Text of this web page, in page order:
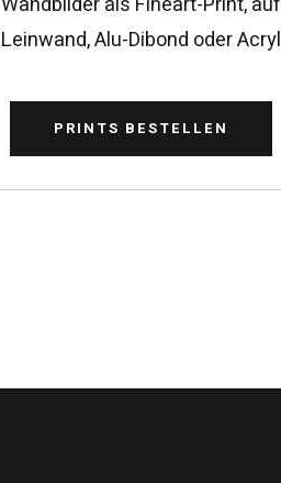
Leinwand, Alu-Dibond oder Acryl
PRINTS BESTELLEN